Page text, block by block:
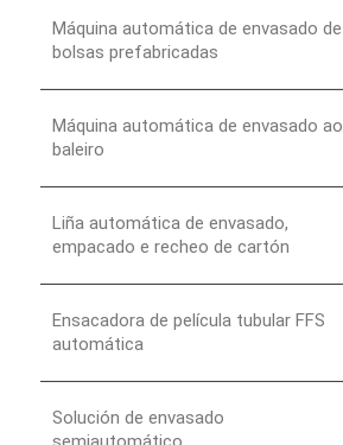
Máquina automática de envasado de
bolsas prefabricadas
Máquina automática de envasado ao
baleiro
Liña automática de envasado,
empacado e recheo de cartón
Ensacadora de película tubular FFS
automática
Solución de envasado